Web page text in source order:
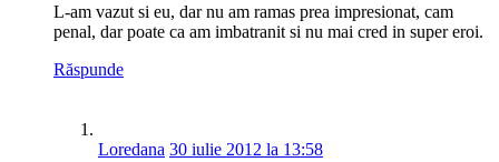
L-am vazut si eu, dar nu am ramas prea impresionat, cam
penal, dar poate ca am imbatranit si nu mai cred in super eroi.
Răspunde
Loredana 30 iulie 2012 la 13:58